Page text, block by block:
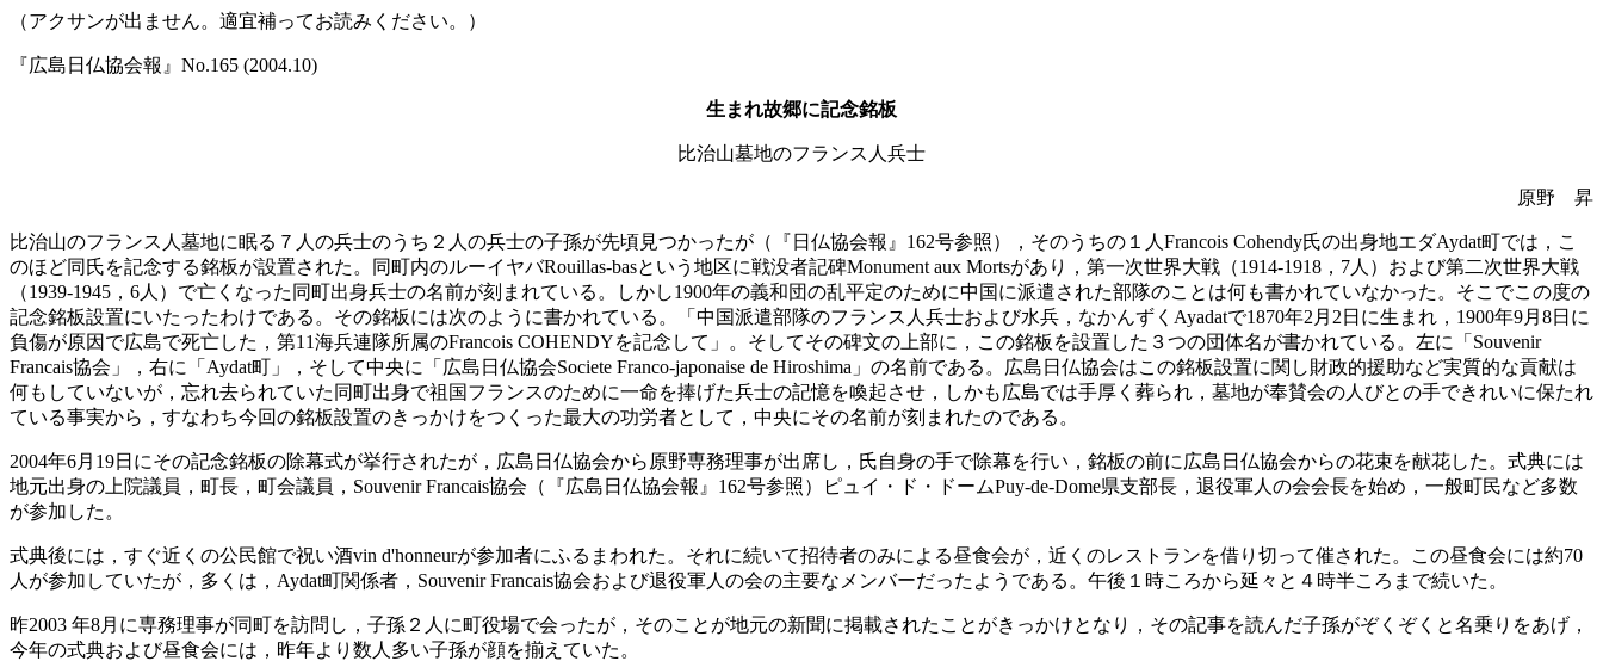
（アクサンが出ません。適宜補ってお読みください。）
『広島日仏協会報』No.165 (2004.10)
生まれ故郷に記念銘板
比治山墓地のフランス人兵士
原野 昇
比治山のフランス人墓地に眠る７人の兵士のうち２人の兵士の子孫が先頃見つかったが（『日仏協会報』162号参照），そのうちの１人Francois Cohendy氏の出身地エダAydat町では，こ
のほど同氏を記念する銘板が設置された。同町内のルーイヤバRouillas-basという地区に戦没者記碑Monument aux Mortsがあり，第一次世界大戦（1914-1918，7人）および第二次世界大戦
（1939-1945，6人）で亡くなった同町出身兵士の名前が刻まれている。しかし1900年の義和団の乱平定のために中国に派遣された部隊のことは何も書かれていなかった。そこでこの度の
記念銘板設置にいたったわけである。その銘板には次のように書かれている。「中国派遣部隊のフランス人兵士および水兵，なかんずくAyadatで1870年2月2日に生まれ，1900年9月8日に
負傷が原因で広島で死亡した，第11海兵連隊所属のFrancois COHENDYを記念して」。そしてその碑文の上部に，この銘板を設置した３つの団体名が書かれている。左に「Souvenir
Francais協会」，右に「Aydat町」，そして中央に「広島日仏協会Societe Franco-japonaise de Hiroshima」の名前である。広島日仏協会はこの銘板設置に関し財政的援助など実質的な貢献は
何もしていないが，忘れ去られていた同町出身で祖国フランスのために一命を捧げた兵士の記憶を喚起させ，しかも広島では手厚く葬られ，墓地が奉賛会の人びとの手できれいに保たれ
ている事実から，すなわち今回の銘板設置のきっかけをつくった最大の功労者として，中央にその名前が刻まれたのである。
2004年6月19日にその記念銘板の除幕式が挙行されたが，広島日仏協会から原野専務理事が出席し，氏自身の手で除幕を行い，銘板の前に広島日仏協会からの花束を献花した。式典には
地元出身の上院議員，町長，町会議員，Souvenir Francais協会（『広島日仏協会報』162号参照）ピュイ・ド・ドームPuy-de-Dome県支部長，退役軍人の会会長を始め，一般町民など多数
が参加した。
式典後には，すぐ近くの公民館で祝い酒vin d'honneurが参加者にふるまわれた。それに続いて招待者のみによる昼食会が，近くのレストランを借り切って催された。この昼食会には約70
人が参加していたが，多くは，Aydat町関係者，Souvenir Francais協会および退役軍人の会の主要なメンバーだったようである。午後１時ころから延々と４時半ころまで続いた。
昨2003 年8月に専務理事が同町を訪問し，子孫２人に町役場で会ったが，そのことが地元の新聞に掲載されたことがきっかけとなり，その記事を読んだ子孫がぞくぞくと名乗りをあげ，
今年の式典および昼食会には，昨年より数人多い子孫が顔を揃えていた。